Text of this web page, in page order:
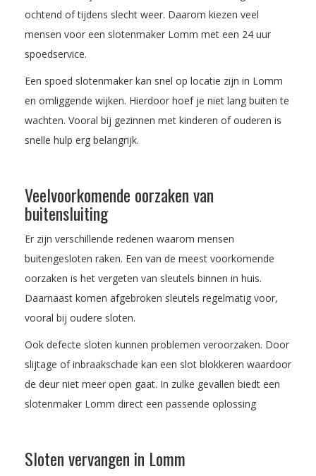
ochtend of tijdens slecht weer. Daarom kiezen veel
mensen voor een slotenmaker Lomm met een 24 uur
spoedservice.
Een spoed slotenmaker kan snel op locatie zijn in Lomm
en omliggende wijken. Hierdoor hoef je niet lang buiten te
wachten. Vooral bij gezinnen met kinderen of ouderen is
snelle hulp erg belangrijk.
Veelvoorkomende oorzaken van
buitensluiting
Er zijn verschillende redenen waarom mensen
buitengesloten raken. Een van de meest voorkomende
oorzaken is het vergeten van sleutels binnen in huis.
Daarnaast komen afgebroken sleutels regelmatig voor,
vooral bij oudere sloten.
Ook defecte sloten kunnen problemen veroorzaken. Door
slijtage of inbraakschade kan een slot blokkeren waardoor
de deur niet meer open gaat. In zulke gevallen biedt een
slotenmaker Lomm direct een passende oplossing
Sloten vervangen in Lomm